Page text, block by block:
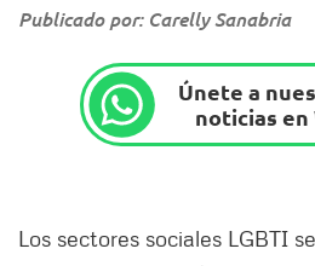
Publicado por: Carelly Sanabria
Únete a
noticias en
Los sectores sociales LGBTI